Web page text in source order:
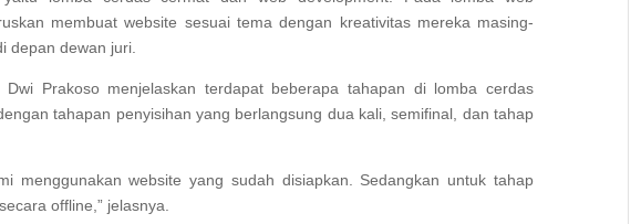
membuat website sesuai tema dengan kreativitas mereka masing-
depan dewan juri.
Prakoso menjelaskan terdapat beberapa tahapan di lomba cerdas
tahapan penyisihan yang berlangsung dua kali, semifinal, dan tahap
menggunakan website yang sudah disiapkan. Sedangkan untuk tahap
offline,” jelasnya.